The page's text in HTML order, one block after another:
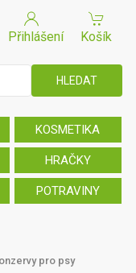
Přihlášení Košík
KOSMETIKA
HRAČKY
POTRAVINY
pro psy